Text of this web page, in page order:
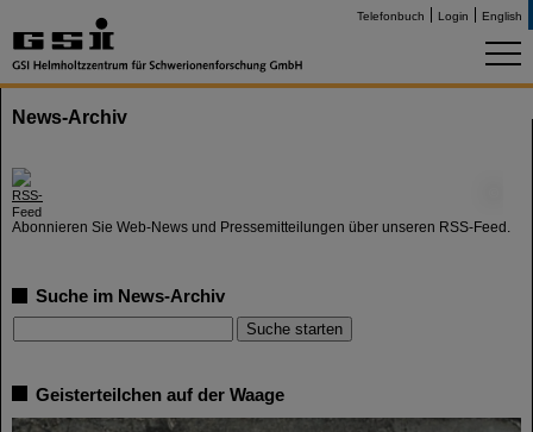
Telefonbuch Login English
News-Archiv
Abonnieren Sie Web-News und Pressemitteilungen über unseren RSS-Feed.
Suche im News-Archiv
Geisterteilchen auf der Waage